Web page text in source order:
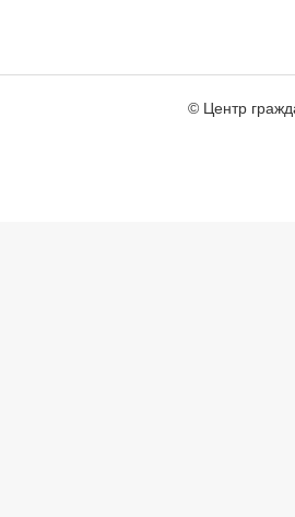
© Центр